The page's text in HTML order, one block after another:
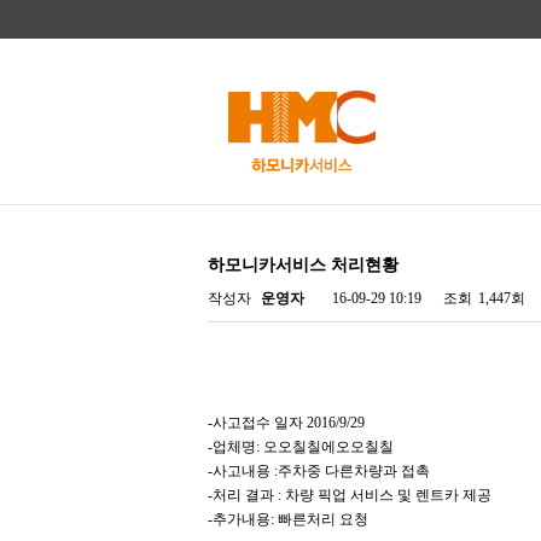
하모니카서비스 처리현황
작성자 운영자 16-09-29 10:19 조회 1,447회
-사고접수 일자 2016/9/29
-업체명: 오오칠칠에오오칠칠
-사고내용 :주차중 다른차량과 접촉
-처리 결과 : 차량 픽업 서비스 및 렌트카 제공
-추가내용: 빠른처리 요청